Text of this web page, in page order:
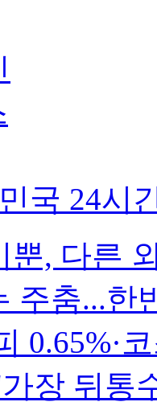
국 24시
뿐, 다른
주춤...한
0.65%·
장 뒤통